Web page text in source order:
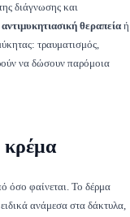
διάγνωσης και
θεραπείαή
τραυματισμός,
να δώσουν παρόμοια
όσο φαίνεται. Το δέρμα
ανάμεσα στα δάκτυλα,